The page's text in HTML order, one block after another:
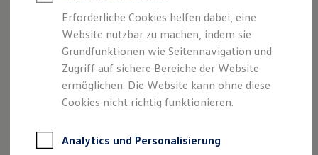
Digitaler Marktplatz
Kauf & Finanzierung
Online-Fahrzeugbewertung
Aktionen & Angebote
E-Auto-Förderung
Für Privatkunden
Für Gewerbekunden
Profi Paket
ProfiPartner für Gebrauchtwagen
Erforderliche Cookies helfen dabei, eine
Website nutzbar zu machen, indem sie
Grundfunktionen wie Seitennavigation und
Zugriff auf sichere Bereiche der Website
ermöglichen. Die Website kann ohne diese
Cookies nicht richtig funktionieren.
Analytics und Personalisierung